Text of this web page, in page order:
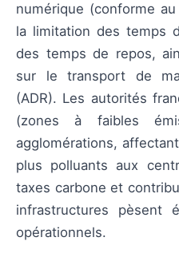
numérique (conforme
la limitation des temps
des temps de repos,
sur le transport de
(ADR). Les autorités
(zones à faibles
agglomérations,
plus polluants aux
taxes carbone et
infrastructures pèsent
opérationnels.